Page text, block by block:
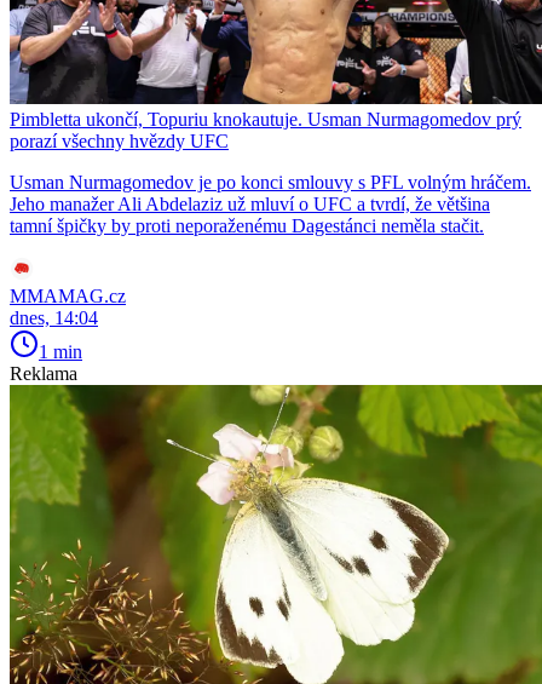
Pimbletta ukončí, Topuriu knokautuje. Usman Nurmagomedov prý
porazí všechny hvězdy UFC
Usman Nurmagomedov je po konci smlouvy s PFL volným hráčem.
Jeho manažer Ali Abdelaziz už mluví o UFC a tvrdí, že většina
tamní špičky by proti neporaženému Dagestánci neměla stačit.
MMAMAG.cz
dnes, 14:04
1 min
Reklama